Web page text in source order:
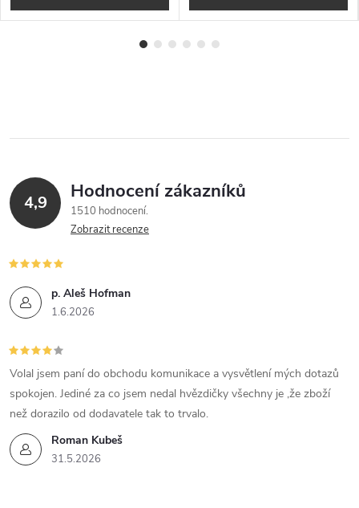
4,9 Hodnocení zákazníků
1510 hodnocení
Zobrazit recenze
p. Aleš Hofman
1.6.2026
Roman Kubeš
31.5.2026
Volal jsem paní do obchodu komunikace a vysvětlení mých dotazů
spokojen. Jediné za co jsem nedal hvězdičky všechny je ,že zboží
než dorazilo od dodavatele tak to trvalo.